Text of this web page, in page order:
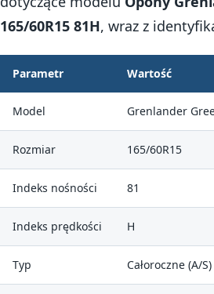
165/60R15 81H, wraz z
Parametr Wartość
Model Grenlander
Rozmiar 165/60R15
Indeks nośności 81
Indeks prędkości H
Typ Całoroczne (A/S)